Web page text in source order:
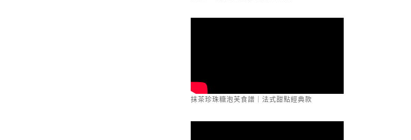
抹茶珍珠糖泡芙食譜｜法式甜點經典款